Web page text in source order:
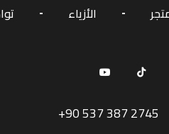
الأزياء
+90 537 387 2745